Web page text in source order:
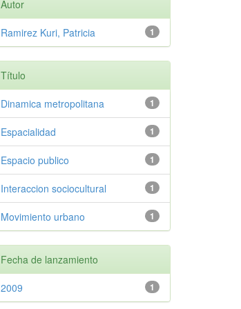
Autor
1
Ramirez Kuri, Patricia
Título
1
Dinamica metropolitana
1
Espacialidad
1
Espacio publico
1
Interaccion sociocultural
1
Movimiento urbano
Fecha de lanzamiento
1
2009